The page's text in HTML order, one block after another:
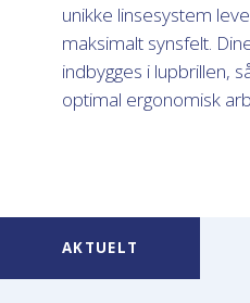
unikke linsesystem
maksimalt synsfelt.
indbygges i lupbrillen,
optimal ergonomisk
AKTUELT